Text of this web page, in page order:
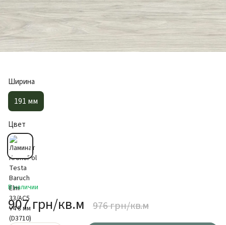
Ширина
191 мм
Цвет
В наличии
907 грн/кв.м 976 грн/кв.м